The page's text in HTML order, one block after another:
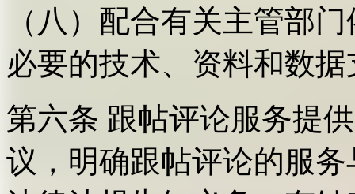
（八）配合有关主管部
必要的技术、资料和数
第六条 跟帖评论服务提
议，明确跟帖评论的服